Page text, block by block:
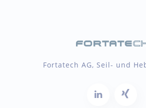
Fortatech AG, Seil- und